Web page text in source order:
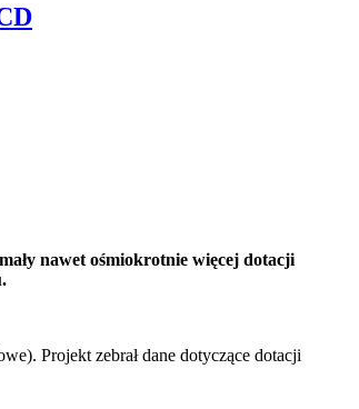
nawet ośmiokrotnie więcej dotacji
Projekt zebrał dane dotyczące dotacji